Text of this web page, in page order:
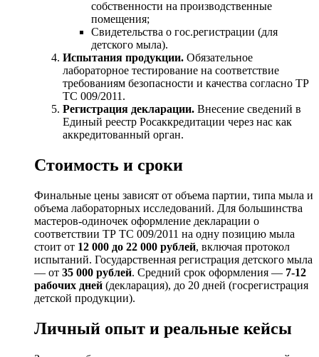
собственности на производственные
помещения;
Свидетельства о гос.регистрации (для
детского мыла).
Испытания продукции. Обязательное
лабораторное тестирование на соответствие
требованиям безопасности и качества согласно ТР
ТС 009/2011.
Регистрация декларации. Внесение сведений в
Единый реестр Росаккредитации через нас как
аккредитованный орган.
Стоимость и сроки
Финальные цены зависят от объема партии, типа мыла и
объема лабораторных исследований. Для большинства
мастеров-одиночек оформление декларации о
соответствии ТР ТС 009/2011 на одну позицию мыла
стоит от 12 000 до 22 000 рублей, включая протокол
испытаний. Государственная регистрация детского мыла
— от 35 000 рублей. Средний срок оформления — 7-12
рабочих дней (декларация), до 20 дней (госрегистрация
детской продукции).
Личный опыт и реальные кейсы